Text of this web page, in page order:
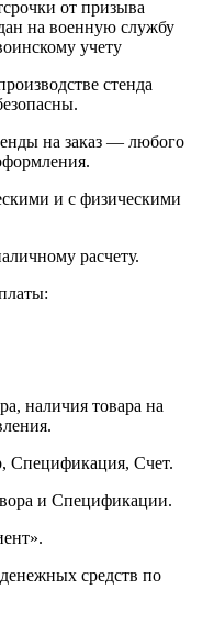
от призыва
на военную службу
учету
стенда
на заказ — любого
и с физическими
расчету.
наличия товара на
Спецификация, Счет.
и Спецификации.
средств по